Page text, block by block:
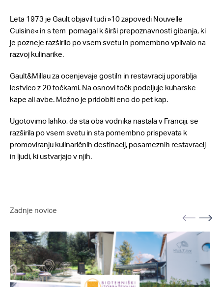
Leta 1973 je Gault objavil tudi »10 zapovedi Nouvelle
Cuisine« in s tem pomagal k širši prepoznavnosti gibanja, ki
je pozneje razširilo po vsem svetu in pomembno vplivalo na
razvoj kulinarike.
Gault&Millau za ocenjevaje gostiln in restavracij uporablja
lestvico z 20 točkami. Na osnovi točk podeljuje kuharske
kape ali avbe. Možno je pridobiti eno do pet kap.
Ugotovimo lahko, da sta oba vodnika nastala v Franciji, se
razširila po vsem svetu in sta pomembno prispevata k
promoviranju kulinaričnih destinacij, posameznih restavracij
in ljudi, ki ustvarjajo v njih.
Zadnje novice